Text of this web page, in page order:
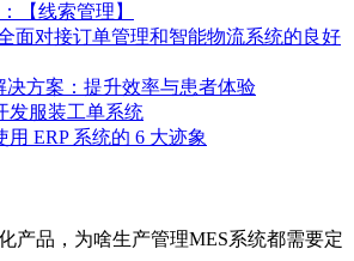
【线索管理】
面对接订单管理和智能物流系统的良好
决方案：提升效率与患者体验
发服装工单系统
ERP 系统的 6 大迹象